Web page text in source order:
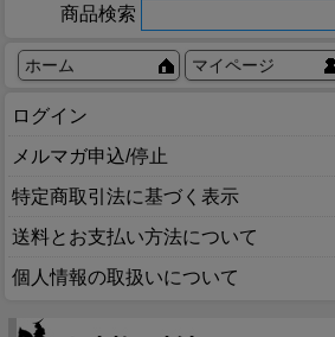
商品検索
ホーム マイページ
ログイン
メルマガ申込/停止
特定商取引法に基づく表示
送料とお支払い方法について
個人情報の取扱いについて